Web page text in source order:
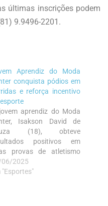
últimas inscrições podem
9.9496-2201.
Aprendiz do Moda
conquista pódios em
e reforça incentivo
aprendiz do Moda
Isakson David de
(18), obteve
positivos em
provas de atletismo
recentemente em
Cruz do Capibaribe.
2025
"Esportes"